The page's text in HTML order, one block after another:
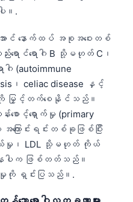
။.
ောင် နောက်ထပ် အစုအဝေးတစ်
ာင်ရောဂါ B သို့မဟုတ် C၊
ါ (autoimmune
၊ celiac disease နှင့်
ကို မြှင့်တက်စေနိုင်သည်။
ောင့်ရှောက်မှု (primary
ာင်းရင်းတစ်ခုဖြစ်ပြီး
မှု၊ LDL သို့မဟုတ် ကိုယ်
ေပါက ဖြစ်တတ်သည်။
ရှင်းပြသည်။.